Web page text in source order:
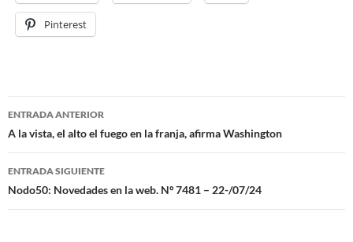
Pinterest
Navegación
de
entradas
ENTRADA ANTERIOR
A la vista, el alto el fuego en la franja, afirma Washington
ENTRADA SIGUIENTE
Nodo50: Novedades en la web. Nº 7481 – 22-/07/24